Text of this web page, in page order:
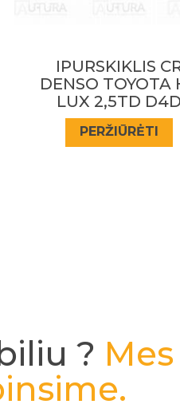
IPURSKIKLIS CR
DEERE
4045H
PERŽIŪRĖTI
?